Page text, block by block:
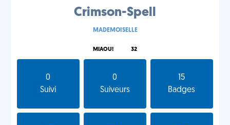
Crimson-Spell
MADEMOISELLE
MIAOU! 32
0
Suivi
0
Suiveurs
15
Badges